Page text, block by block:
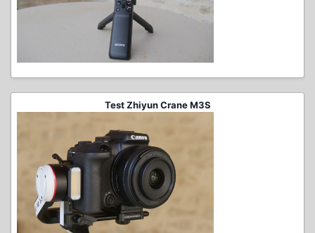
Test Zhiyun Crane M3S